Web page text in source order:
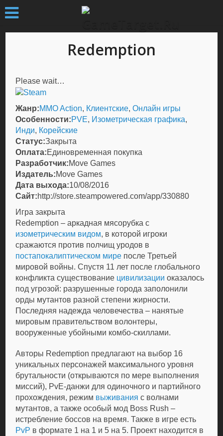
Redemption
Please wait…
Жанр:MMO Action, Клиентские,Онлайн игры
Особенности:PVE, Изометрическая графика,
Инди, Корейские
Статус:Закрыта
Оплата:Единовременная покупка
Разработчик:Move Games
Издатель:Move Games
Дата выхода:10/08/2016
Сайт:http://store.steampowered.com/app/330880
Игра закрыта
Redemption – аркадная мясорубка с
изометрическим видом, в которой игроки
сражаются против полчищ уродов в
постапокалиптическом мире после Третьей
мировой войны. Спустя 11 лет после глобального
конфликта существование цивилизации оказалось
под угрозой: разрушенные города заполонили
орды мутантов разной степени жирности.
Последняя надежда человечества – нанятые
мировым правительством волонтеры,
вооруженные убойными комбо-скиллами.
Авторы Redemption предлагают на выбор 16
уникальных персонажей максимального уровня
брутальности (открываются по мере выполнения
миссий), PvE-данжи для одиночного и партийного
прохождения, режим выживания с волнами
мутантов, а также особый мод Boss Rush –
истребление боссов на время. Также в игре есть
PvP в формате 1 на 1 и 5 на 5. Проект находится в